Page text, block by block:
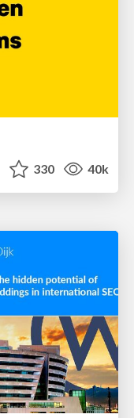
330 40k